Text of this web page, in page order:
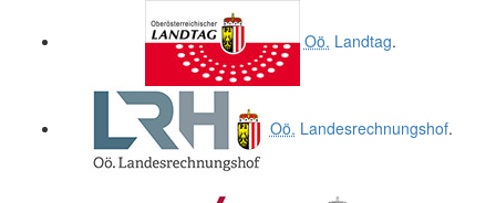
Oö. Landtag.
Oö. Landesrechnungshof.